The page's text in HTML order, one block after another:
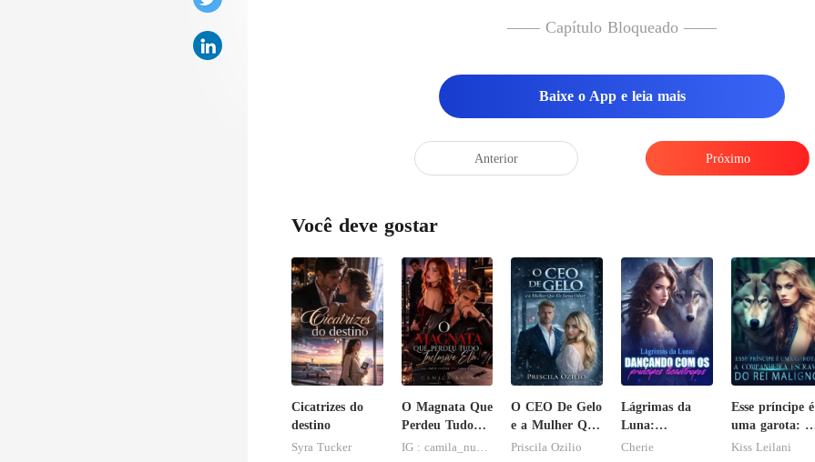
—— Capítulo Bloqueado ——
Baixe o App e leia mais
Anterior Próximo
Você deve gostar
Cicatrizes do
destino
Syra Tucker
O Magnata Que
Perdeu Tudo
Inclusive Ela
O CEO De Gelo
e a Mulher Que
Ele Jurou
Priscila Ozilio
Lágrimas da
Luna:
Dançando com
Cherie
Esse príncipe é
uma garota: A
companheira
Kiss Leilani